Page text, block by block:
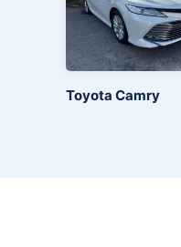
Toyota Camry